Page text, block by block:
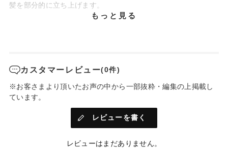
髪を部分的に立ち上げます。
もっと見る
カスタマーレビュー(0件)
※お客さまより頂いたお声の中から一部抜粋・編集の上掲載し
ています。
レビューを書く
レビューはまだありません。